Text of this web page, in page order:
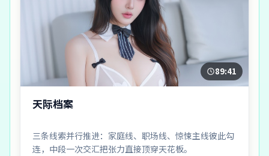
89:41
天际档案
三条线索并行推进：家庭线、职场线、惊悚主线彼此勾
连，中段一次交汇把张力直接顶穿天花板。